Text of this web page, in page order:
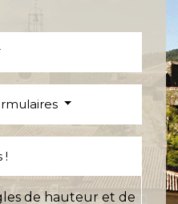
!
de hauteur et de